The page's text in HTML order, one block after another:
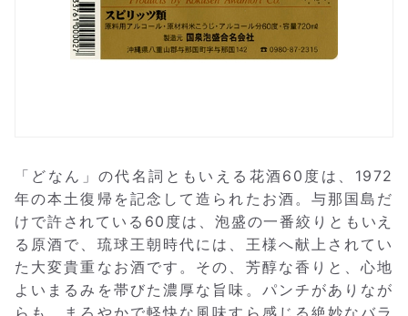
「どなん」の代名詞ともいえる花酒60度は、1972
年の本土復帰を記念して造られたお酒。与那国島だ
けで許されている60度は、泡盛の一番絞りともいえ
る原酒で、琉球王朝時代には、王様へ献上されてい
た大変貴重なお酒です。その、芳醇な香りと、心地
よいまるみを帯びた濃厚な旨味。パンチがありなが
らも、まろやかで軽快な風味すら感じる絶妙なバラ